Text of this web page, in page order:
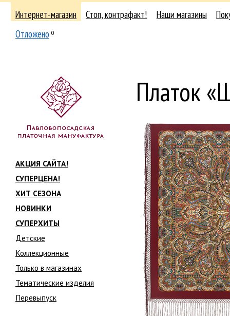
Интернет-магазин Стоп, контрафакт! Наши магазины
Отложено 0
АКЦИЯ САЙТА!
СУПЕРЦЕНА!
ХИТ СЕЗОНА
НОВИНКИ
СУПЕРХИТЫ
Детские
Коллекционные
Только в магазинах
Тематические изделия
Перевыпуск
Платок